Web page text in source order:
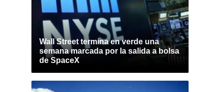
Wall Street termina en verde una
semana marcada por la salida a bolsa
de SpaceX